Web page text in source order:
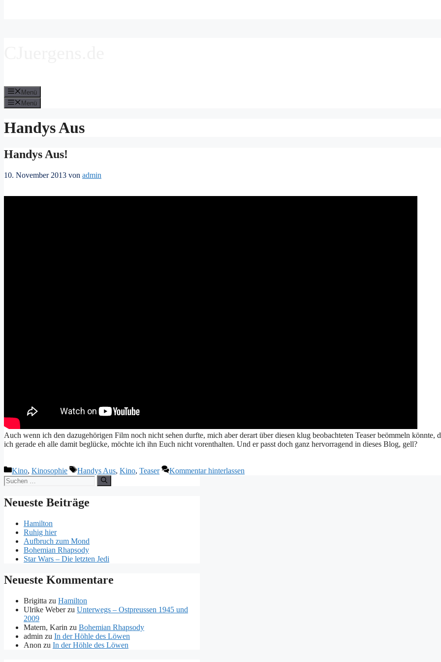
Menü
Menü
Handys Aus
Handys Aus!
10. November 2013 von admin
Auch wenn ich den dazugehörigen Film noch nicht sehen durfte, mich aber derart über diesen klug beobachteten Teaser beömmeln könnte,
ich gerade eh alle damit beglücke, möchte ich ihn Euch nicht vorenthalten. Und er passt doch ganz hervorragend in dieses Blog, gell?
Kategorien
Kino, Kinosophie Schlagwörter
Handys Aus, Kino, Teaser
Kommentar hinterlassen
Suchen
nach:
Neueste Beiträge
Hamilton
Ruhig hier
Aufbruch zum Mond
Bohemian Rhapsody
Star Wars – Die letzten Jedi
Neueste Kommentare
Brigitta zu Hamilton
Ulrike Weberzu Unterwegs – Ostpreussen 1945 und
2009
Matern, Karin zu Bohemian Rhapsody
admin zu In der Höhle des Löwen
Anon zu In der Höhle des Löwen